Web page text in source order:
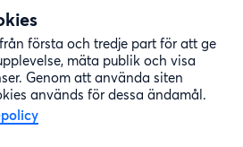
första och tredje part för att ge
mäta publik och visa
Genom att använda siten
används för dessa ändamål.